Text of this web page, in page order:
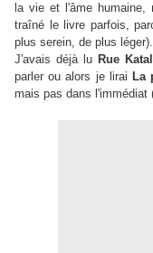
la vie et l'âme
traîné le livre parfois,
plus serein, de plus léger).
J'avais déjà lu Rue
parler ou alors je lirai La
mais pas dans l'immédiat